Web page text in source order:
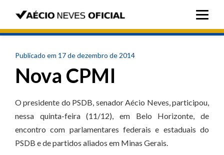
Publicado em 17 de dezembro de 2014
Nova CPMI
O presidente do PSDB, senador Aécio Neves, participou,
nessa quinta-feira (11/12), em Belo Horizonte, de
encontro com parlamentares federais e estaduais do
PSDB e de partidos aliados em Minas Gerais.